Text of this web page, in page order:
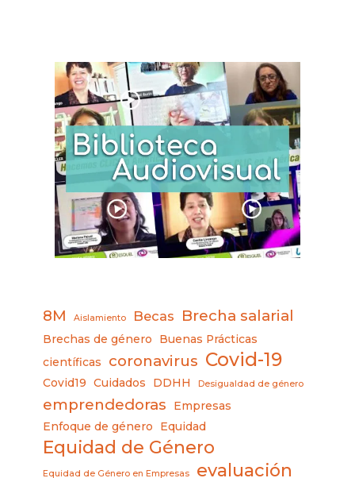
8M Aislamiento Becas Brecha salarial
Brechas de género
Buenas Prácticas
científicas
coronavirus Covid-19
Covid19 Cuidados DDHH Desigualdad de género
emprendedoras
Empresas
Enfoque de género
Equidad
Equidad de Género
Equidad de Género en Empresas evaluación